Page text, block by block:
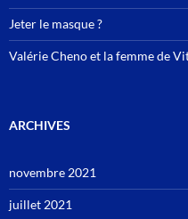
Jeter le masque ?
Valérie Cheno et la femme de
ARCHIVES
novembre 2021
juillet 2021